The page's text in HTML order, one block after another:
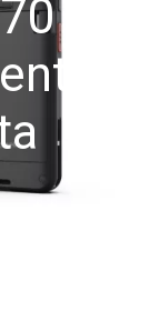
–
e